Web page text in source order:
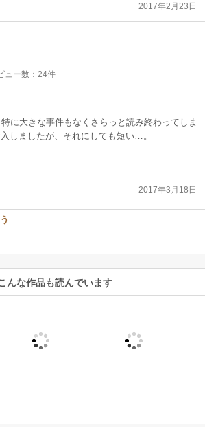
2017年2月23日
ュー数：24件
に大きな事件もなくさらっと読み終わってしま
しましたが、それにしても短い…。
2017年3月18日
んな作品も読んでいます